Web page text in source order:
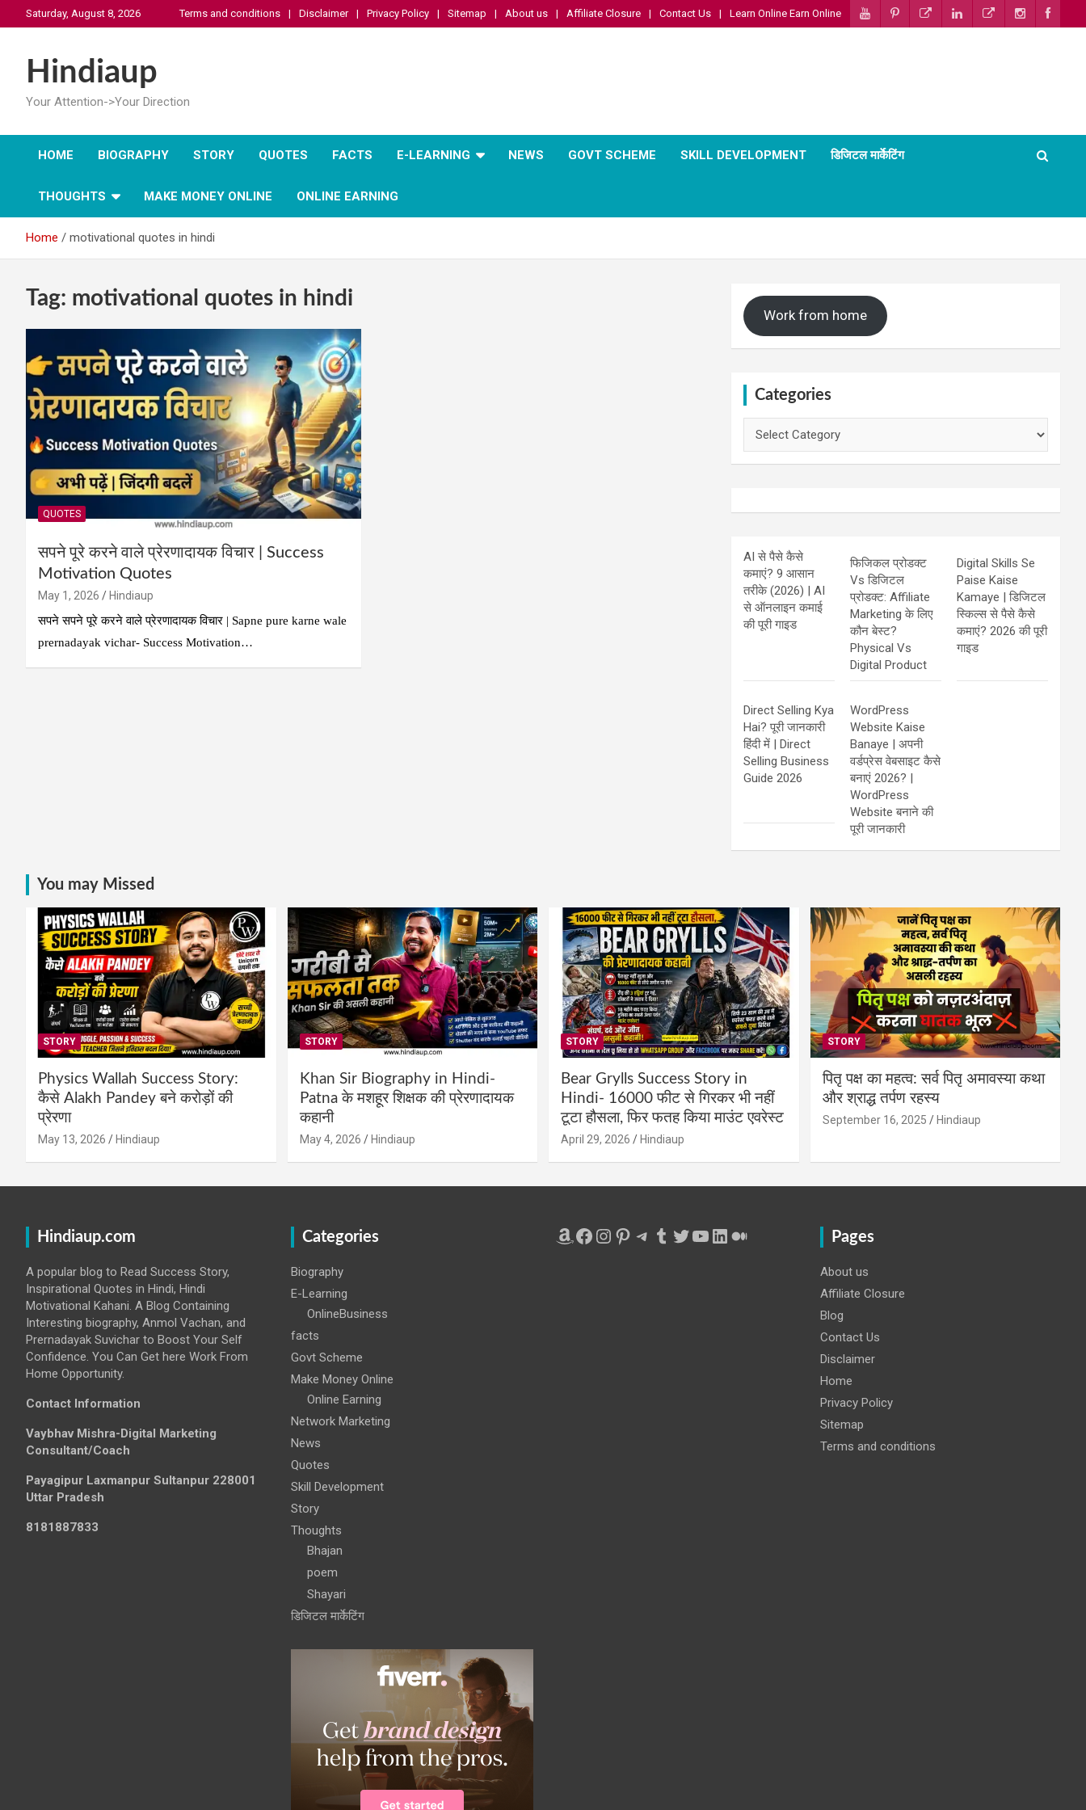
to
Saturday, August 8, 2026 Terms and conditions Disclaimer Privacy Policy Sitemap About us Affiliate Closure Contact Us Learn Online Earn Online
Hindiaup
Your Attention->Your Direction
HOME BIOGRAPHY STORY QUOTES FACTS E-LEARNING NEWS GOVT SCHEME SKILL DEVELOPMENT डिजिटल मार्केटिंग
THOUGHTS MAKE MONEY ONLINE ONLINE EARNING
Home motivational quotes in hindi
Tag: motivational quotes in hindi
QUOTES
सपने पूरे करने वाले प्रेरणादायक विचार | Success
Motivation Quotes
May 1, 2026
Hindiaup
सपने सपने पूरे करने वाले प्रेरणादायक विचार | Sapne pure karne wale
prernadayak vichar- Success Motivation…
Work from home
Categories
AI से पैसे कैसे
कमाएं? 9 आसान
तरीके (2026) | AI
से ऑनलाइन कमाई
की पूरी गाइड
फिजिकल प्रोडक्ट
Vs डिजिटल
प्रोडक्ट: Affiliate
Marketing के लिए
कौन बेस्ट?
Physical Vs
Digital Product
Digital Skills Se
Paise Kaise
Kamaye | डिजिटल
स्किल्स से पैसे कैसे
कमाएं? 2026 की पूरी
गाइड
Direct Selling Kya
Hai? पूरी जानकारी
हिंदी में | Direct
Selling Business
Guide 2026
WordPress
Website Kaise
Banaye | अपनी
वर्डप्रेस वेबसाइट कैसे
बनाएं 2026? |
WordPress
Website बनाने की
पूरी जानकारी
You may Missed
STORY
Physics Wallah Success Story:
कैसे Alakh Pandey बने करोड़ों की
प्रेरणा
May 13, 2026 Hindiaup
STORY
Khan Sir Biography in Hindi-
Patna के मशहूर शिक्षक की प्रेरणादायक
कहानी
May 4, 2026 Hindiaup
STORY
Bear Grylls Success Story in
Hindi- 16000 फीट से गिरकर भी नहीं
टूटा हौसला, फिर फतह किया माउंट एवरेस्ट
April 29, 2026 Hindiaup
STORY
पितृ पक्ष का महत्व: सर्व पितृ अमावस्या कथा
और श्राद्ध तर्पण रहस्य
September 16, 2025 Hindiaup
Hindiaup.com
A popular blog to Read Success Story,
Inspirational Quotes in Hindi, Hindi
Motivational Kahani. A Blog Containing
Interesting biography, Anmol Vachan, and
Prernadayak Suvichar to Boost Your Self
Confidence. You Can Get here Work From
Home Opportunity.
Contact Information
Vaybhav Mishra-Digital Marketing
Consultant/Coach
Payagipur Laxmanpur Sultanpur 228001
Uttar Pradesh
8181887833
Categories
Biography
E-Learning
OnlineBusiness
facts
Govt Scheme
Make Money Online
Online Earning
Network Marketing
News
Quotes
Skill Development
Story
Thoughts
Bhajan
poem
Shayari
डिजिटल मार्केटिंग
Amazon
Facebook
Instagram
Pinterest
Telegram
Tumblr
Twitter
YouTube
LinkedIn
Medium Pages
About us
Affiliate Closure
Blog
Contact Us
Disclaimer
Home
Privacy Policy
Sitemap
Terms and conditions